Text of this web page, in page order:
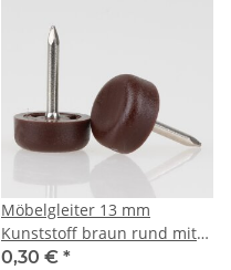
Möbelgleiter 13 mm
Kunststoff braun rund mit
Nagel – Bodenschoner
0,30 € *